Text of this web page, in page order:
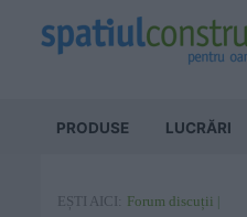
PRODUSE LUCRĂRI
EȘTI AICI:
Forum discuții